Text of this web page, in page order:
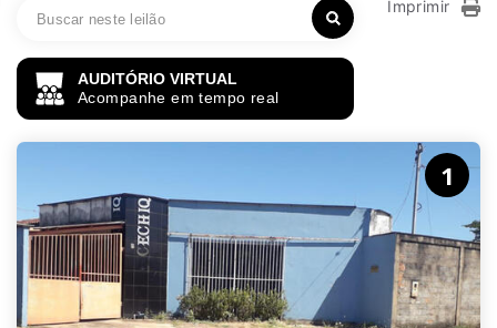
AUDITÓRIO VIRTUAL
Acompanhe em tempo real
Imprimir
1